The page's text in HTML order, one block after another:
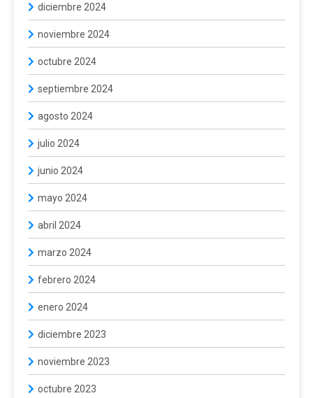
diciembre 2024
noviembre 2024
octubre 2024
septiembre 2024
agosto 2024
julio 2024
junio 2024
mayo 2024
abril 2024
marzo 2024
febrero 2024
enero 2024
diciembre 2023
noviembre 2023
octubre 2023